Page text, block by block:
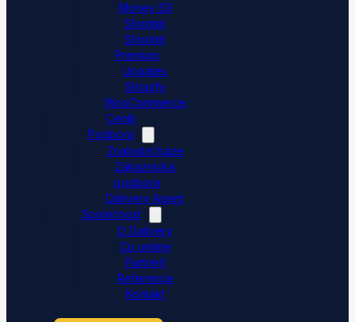
Money S3
Shoptet
Shoptet
Premium
Upgates
Shopify
WooCommerce
Ceník
Podpora
Znalostní báze
Zákaznická
podpora
Dativery Agent
Společnost
O Dativery
Co umíme
Partneři
Reference
Kontakt